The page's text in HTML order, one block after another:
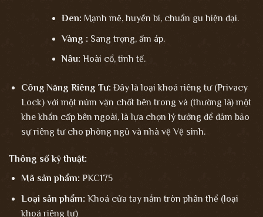
Đen: Mạnh mẽ, huyền bí, chuẩn gu hiện đại.
Vàng : Sang trọng, ấm áp.
Nâu: Hoài cổ, tinh tế.
Công Năng Riêng Tư: Đây là loại khoá riêng tư (Privacy
Lock) với một núm vặn chốt bên trong và (thường là) một
khe khẩn cấp bên ngoài, là lựa chọn lý tưởng để đảm bảo
sự riêng tư cho phòng ngủ và nhà vệ Vệ sinh.
Thông số kỹ thuật:
Mã sản phẩm: PKC175
Loại sản phẩm: Khoá cửa tay nắm tròn phân thể (loại
khoá riêng tư)